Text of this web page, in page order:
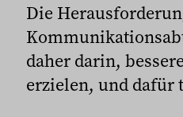
Die
daher darin,
erzielen, und dafür